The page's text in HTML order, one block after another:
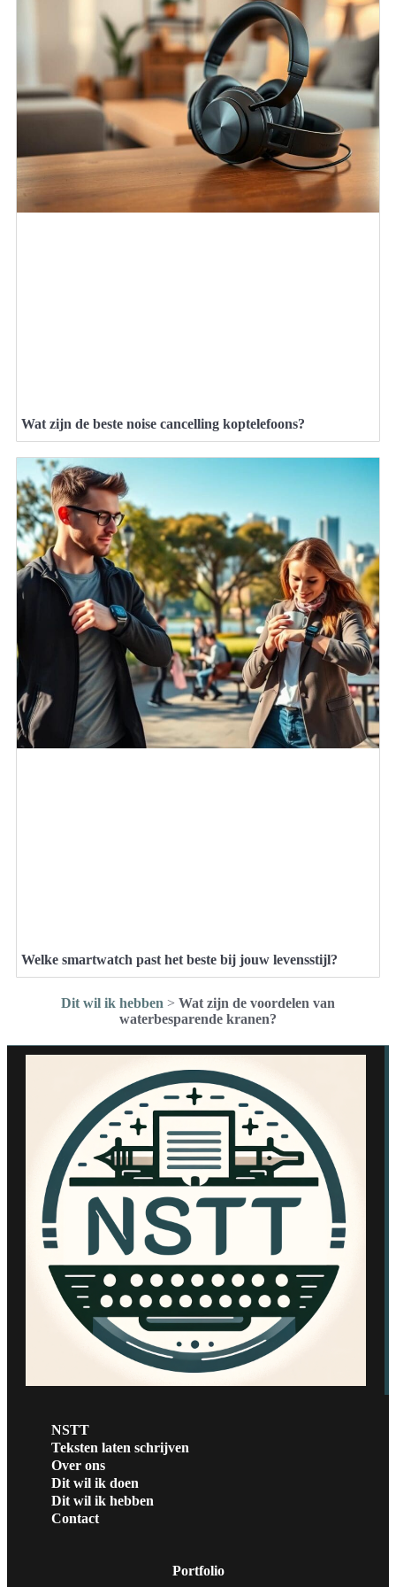
Wat zijn de beste noise cancelling koptelefoons?
Welke smartwatch past het beste bij jouw levensstijl?
Dit wil ik hebben > Wat zijn de voordelen van
waterbesparende kranen?
NSTT
Teksten laten schrijven
Over ons
Dit wil ik doen
Dit wil ik hebben
Contact
Portfolio